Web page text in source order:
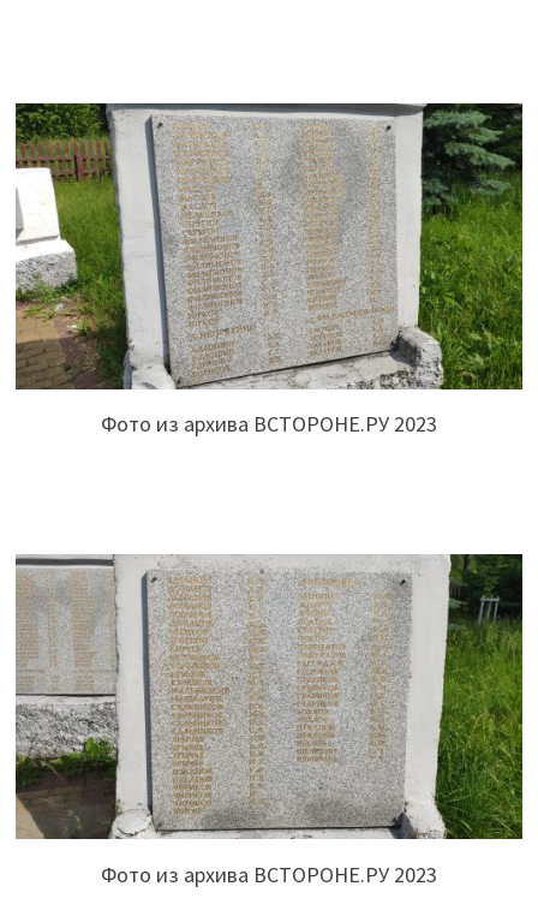
Фото из архива ВСТОРОНЕ.РУ 2023
Фото из архива ВСТОРОНЕ.РУ 2023